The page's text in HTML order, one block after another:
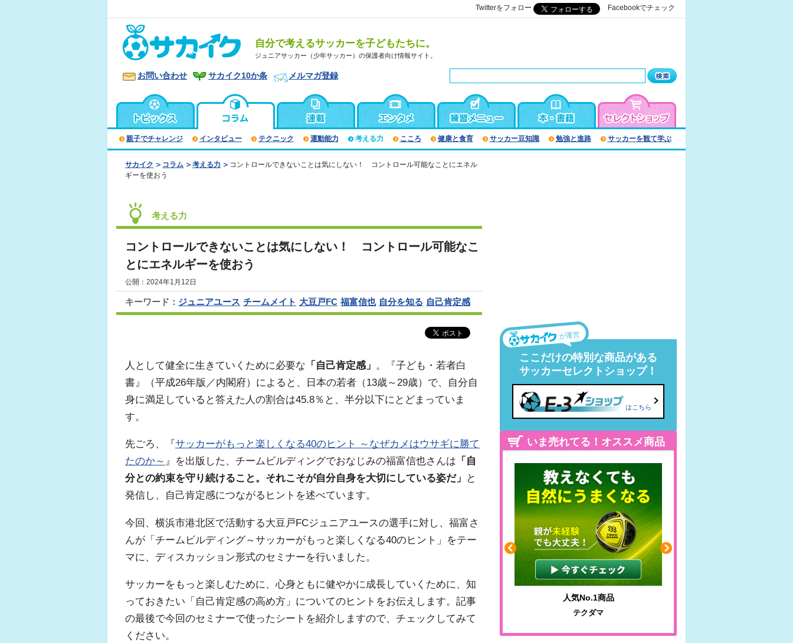
Twitterをフォロー Facebookでチェック
自分で考えるサッカーを子どもたちに。
ジュニアサッカー（少年サッカー）の保護者向け情報サイト。
お問い合わせ サカイク10か条 メルマガ登録
親子でチャレンジ インタビュー テクニック 運動能力 考える力 こころ 健康と食育 サッカー豆知識 勉強と進路 サッカーを観て学ぶ
サカイク コラム 考える力
コントロールできないことは気にしない！ コントロール可能なことにエネル
ギーを使おう
考える力
コントロールできないことは気にしない！ コントロール可能なこ
とにエネルギーを使おう
公開：2024年1月12日
キーワード： ジュニアユース チームメイト 大豆戸FC 福富信也 自分を知る 自己肯定感
人として健全に生きていくために必要な 「自己肯定感」 。『子ども・若者白
書』（平成26年版／内閣府）によると、日本の若者（13歳～29歳）で、自分自
身に満足していると答えた人の割合は45.8％と、半分以下にとどまっていま
す。
先ごろ、『サッカーがもっと楽しくなる40のヒント ～なぜカメはウサギに勝て
たのか～ 』を出版した、チームビルディングでおなじみの福富信也さんは 「自
分との約束を守り続けること。それこそが自分自身を大切にしている姿だ」 と
発信し、自己肯定感につながるヒントを述べています。
今回、横浜市港北区で活動する大豆戸FCジュニアユースの選手に対し、福富さ
んが「チームビルディング～サッカーがもっと楽しくなる40のヒント」をテー
マに、ディスカッション形式のセミナーを行いました。
サッカーをもっと楽しむために、心身ともに健やかに成長していくために、知
っておきたい「自己肯定感の高め方」についてのヒントをお伝えします。記事
の最後で今回のセミナーで使ったシートを紹介しますので、チェックしてみて
ください。
が運営
ここだけの特別な商品がある
サッカーセレクトショップ！
はこちら
いま売れてる！オススメ商品
ふくらはぎの張りや疲れに
ジュニアレッグリカバリー
人気No.1商品
テクダマ